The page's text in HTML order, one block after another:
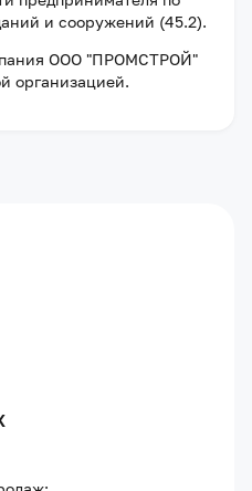
и сооружений (45.2).
ООО "ПРОМСТРОЙ"
организацией.